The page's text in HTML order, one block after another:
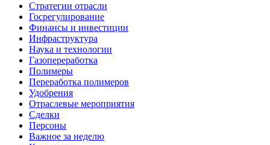
Стратегии отрасли
Госрегулирование
Финансы и инвестиции
Инфраструктура
Наука и технологии
Газопереработка
Полимеры
Переработка полимеров
Удобрения
Отраслевые мероприятия
Сделки
Персоны
Важное за неделю